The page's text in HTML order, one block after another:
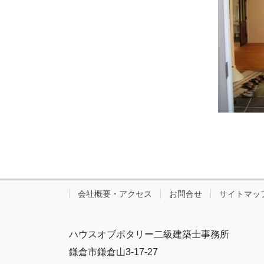
会社概要・アクセス お問合せ サイトマッ
ハウスオブポタリー二級建築士事務所
鎌倉市鎌倉山3-17-27